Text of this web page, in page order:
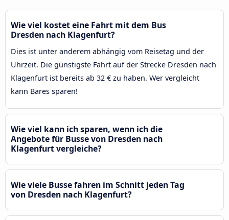
Wie viel kostet eine Fahrt mit dem Bus
Dresden nach Klagenfurt?
Dies ist unter anderem abhängig vom Reisetag und der
Uhrzeit. Die günstigste Fahrt auf der Strecke Dresden nach
Klagenfurt ist bereits ab 32 € zu haben. Wer vergleicht
kann Bares sparen!
Wie viel kann ich sparen, wenn ich die
Angebote für Busse von Dresden nach
Klagenfurt vergleiche?
Wie viele Busse fahren im Schnitt jeden Tag
von Dresden nach Klagenfurt?